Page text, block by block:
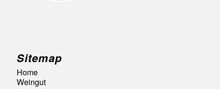
Sitemap
Home
Weingut